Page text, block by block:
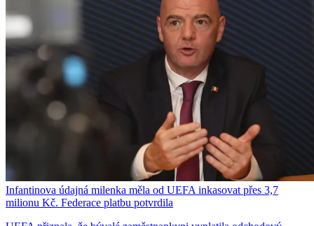
Infantinova údajná milenka měla od UEFA inkasovat přes 3,7
milionu Kč. Federace platbu potvrdila